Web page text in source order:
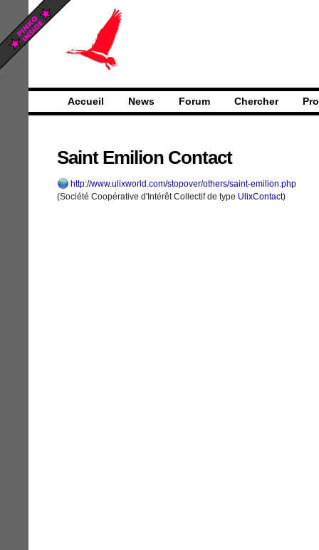
Accueil News Forum Chercher
Saint Emilion Contact
http://www.ulixworld.com/stopover/others/saint-emilion.php
(Société Coopérative d'Intérêt Collectif de type UlixContact)